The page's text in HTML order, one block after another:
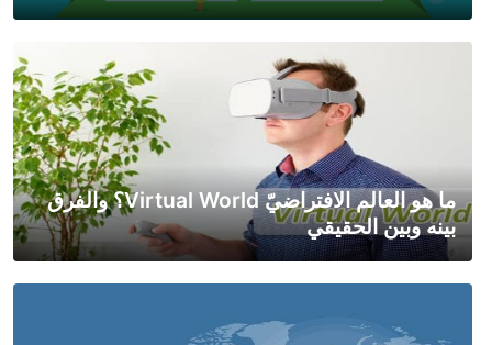
ما هو العالم الافتراضيّ Virtual World؟ والفرق
بينه وبين الحقيقي